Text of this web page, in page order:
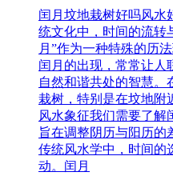
闰月坟地栽树好吗风水
统文化中，时间的流转
月”作为一种特殊的历
闰月的出现，常常让人
自然和谐共处的智慧。
栽树，特别是在坟地附
风水象征我们需要了解
旨在调整阴历与阳历的
传统风水学中，时间的
动。闰月